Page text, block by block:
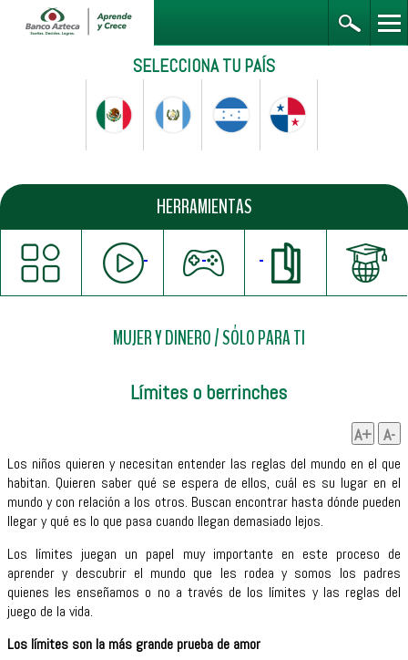
SELECCIONA TU PAÍS
HERRAMIENTAS
MUJER Y DINERO/SÓLO PARA TI
Límites o berrinches
A+ A-
Los niños quieren y necesitan entender las reglas del mundo en el que
habitan. Quieren saber qué se espera de ellos, cuál es su lugar en el
mundo y con relación a los otros. Buscan encontrar hasta dónde pueden
llegar y qué es lo que pasa cuando llegan demasiado lejos.
Los límites juegan un papel muy importante en este proceso de
aprender y descubrir el mundo que les rodea y somos los padres
quienes les enseñamos o no a través de los límites y las reglas del
juego de la vida.
Los límites son la más grande prueba de amor